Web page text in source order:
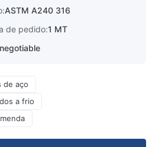
ASTM A240 316
de pedido:1 MT
negotiable
de aço
a frio